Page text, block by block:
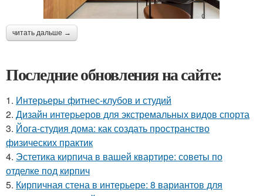
читать дальше →
Последние обновления на сайте:
1. Интерьеры фитнес-клубов и студий
2. Дизайн интерьеров для экстремальных видов спорта
3. Йога-студия дома: как создать пространство
физических практик
4. Эстетика кирпича в вашей квартире: советы по
отделке под кирпич
5. Кирпичная стена в интерьере: 8 вариантов для